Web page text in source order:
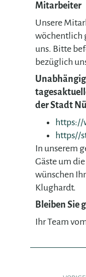
Mitarbeiter
Unsere
wöchentlich
uns. Bitte
bezüglich
der Stadt
https://
https//
In unserem
Gäste um
wünschen
Klughardt.
Bleiben Sie
Ihr Team